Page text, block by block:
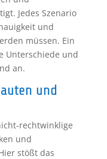
Jedes Szenario
und
müssen. Ein
Unterschiede und
an.
und
rechtwinklige
und
stößt das